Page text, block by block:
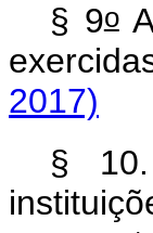
§ 9o
2017)
§